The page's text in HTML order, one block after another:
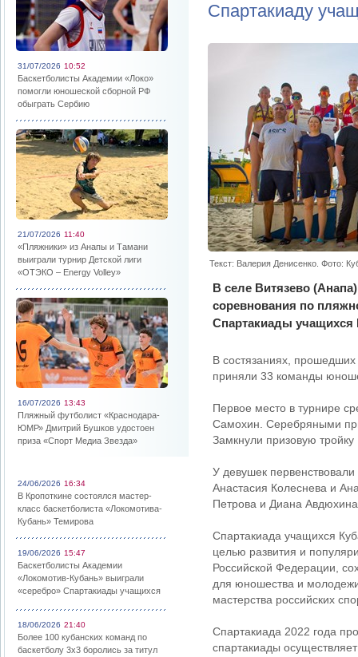
31/07/2026 10:52
Баскетболисты Академии «Локо»
помогли юношеской сборной РФ
обыграть Сербию
21/07/2026 11:40
«Пляжники» из Анапы и Тамани
выиграли турнир Детской лиги
«ОТЭКО – Energy Volley»
16/07/2026 13:43
Пляжный футболист «Краснодара-
ЮМР» Дмитрий Бушков удостоен
приза «Спорт Медиа Звезда»
24/06/2026 16:34
В Кропоткине состоялся мастер-
класс баскетболиста «Локомотива-
Кубань» Темирова
19/06/2026 15:47
Баскетболисты Академии
«Локомотив-Кубань» выиграли
«серебро» Спартакиады учащихся
18/06/2026 21:40
Более 100 кубанских команд по
баскетболу 3х3 боролись за титул
Спартакиаду
Текст: Валерия Денисенко. Фото:
В селе Витязево
соревнования по
Спартакиады учащихся
В состязаниях,
приняли 33 команды
Первое место в турнире
Самохин. Серебряными
Замкнули призовую
У девушек
Анастасия Колеснева и
Петрова и Диана
Спартакиада учащихся
целью развития и
Российской Федерации,
для юношества и
мастерства российских
Спартакиада 2022 года
спартакиады